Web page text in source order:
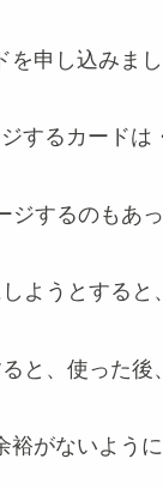
を申し込みまし
するカードは
ジするのもあ
ようとすると
ると、使った
裕がないよう